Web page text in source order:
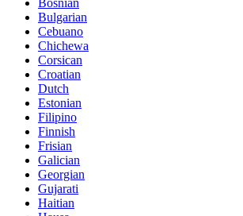
Bulgarian
Cebuano
Chichewa
Corsican
Croatian
Dutch
Estonian
Filipino
Finnish
Frisian
Galician
Georgian
Gujarati
Haitian